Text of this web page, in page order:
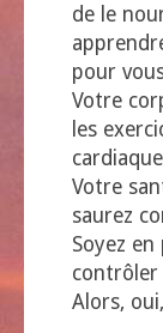
de le
pour
Votre
les
Votre
saurez
Soyez
Alors,